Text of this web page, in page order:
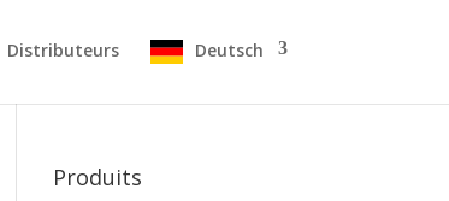
Distributeurs Deutsch
Produits